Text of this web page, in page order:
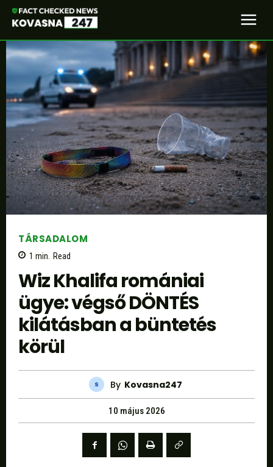
TÁRSADALOM
1 min. Read
Wiz Khalifa romániai
ügye: végső DÖNTÉS
kilátásban a büntetés
körül
By Kovasna247
10 május 2026